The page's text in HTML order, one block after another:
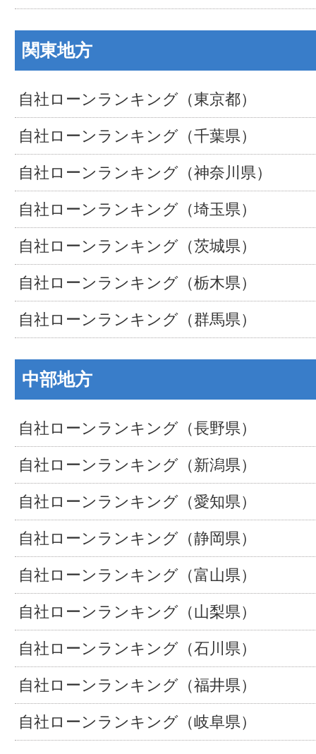
関東地方
自社ローンランキング（東京都）
自社ローンランキング（千葉県）
自社ローンランキング（神奈川県）
自社ローンランキング（埼玉県）
自社ローンランキング（茨城県）
自社ローンランキング（栃木県）
自社ローンランキング（群馬県）
中部地方
自社ローンランキング（長野県）
自社ローンランキング（新潟県）
自社ローンランキング（愛知県）
自社ローンランキング（静岡県）
自社ローンランキング（富山県）
自社ローンランキング（山梨県）
自社ローンランキング（石川県）
自社ローンランキング（福井県）
自社ローンランキング（岐阜県）